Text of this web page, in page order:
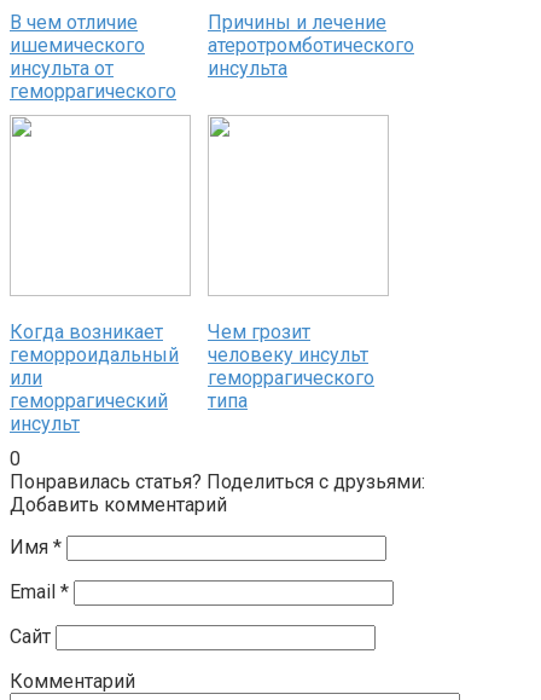
В чем отличие
ишемического
инсульта от
геморрагического
Причины и лечение
атеротромботического
инсульта
Когда возникает
геморроидальный
или
геморрагический
инсульт
Чем грозит
человеку инсульт
геморрагического
типа
0
Понравилась статья? Поделиться с друзьями:
Добавить комментарий
Имя *
Email *
Сайт
Комментарий